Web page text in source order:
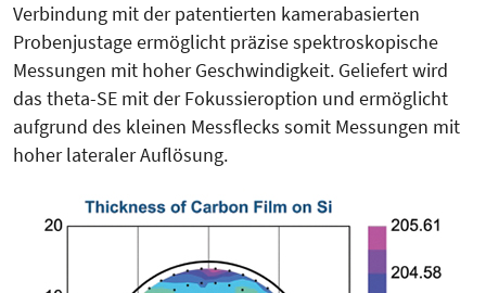
Verbindung mit der patentierten kamerabasierten
Probenjustage ermöglicht präzise spektroskopische
Messungen mit hoher Geschwindigkeit. Geliefert wird
das theta-SE mit der Fokussieroption und ermöglicht
aufgrund des kleinen Messflecks somit Messungen mit
hoher lateraler Auflösung.